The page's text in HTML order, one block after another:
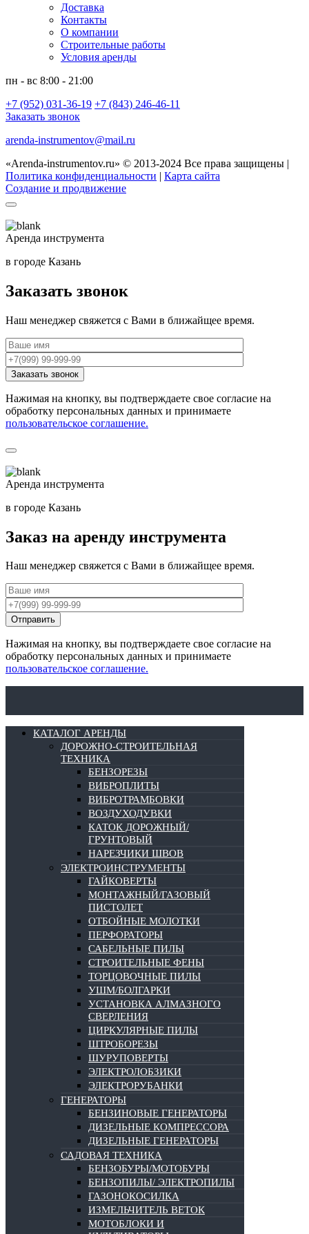
Доставка
Контакты
О компании
Строительные работы
Условия аренды
пн - вс 8:00 - 21:00
+7 (952) 031-36-19 +7 (843) 246-46-11
Заказать звонок
arenda-instrumentov@mail.ru
«Arenda-instrumentov.ru» © 2013-2024 Все права защищены |
Политика конфиденциальности | Карта сайта
Создание и продвижение
Аренда инструмента
в городе Казань
Заказать звонок
Наш менеджер свяжется с Вами в ближайщее время.
Нажимая на кнопку, вы подтверждаете свое согласие на
обработку персональных данных и принимаете
пользовательское соглашение.
Аренда инструмента
в городе Казань
Заказ на аренду инструмента
Наш менеджер свяжется с Вами в ближайщее время.
Нажимая на кнопку, вы подтверждаете свое согласие на
обработку персональных данных и принимаете
пользовательское соглашение.
КАТАЛОГ АРЕНДЫ
ДОРОЖНО-СТРОИТЕЛЬНАЯ
ТЕХНИКА
БЕНЗОРЕЗЫ
ВИБРОПЛИТЫ
ВИБРОТРАМБОВКИ
ВОЗДУХОДУВКИ
КАТОК ДОРОЖНЫЙ/
ГРУНТОВЫЙ
НАРЕЗЧИКИ ШВОВ
ЭЛЕКТРОИНСТРУМЕНТЫ
ГАЙКОВЕРТЫ
МОНТАЖНЫЙ/ГАЗОВЫЙ
ПИСТОЛЕТ
ОТБОЙНЫЕ МОЛОТКИ
ПЕРФОРАТОРЫ
САБЕЛЬНЫЕ ПИЛЫ
СТРОИТЕЛЬНЫЕ ФЕНЫ
ТОРЦОВОЧНЫЕ ПИЛЫ
УШМ/БОЛГАРКИ
УСТАНОВКА АЛМАЗНОГО
СВЕРЛЕНИЯ
ЦИРКУЛЯРНЫЕ ПИЛЫ
ШТРОБОРЕЗЫ
ШУРУПОВЕРТЫ
ЭЛЕКТРОЛОБЗИКИ
ЭЛЕКТРОРУБАНКИ
ГЕНЕРАТОРЫ
БЕНЗИНОВЫЕ ГЕНЕРАТОРЫ
ДИЗЕЛЬНЫЕ КОМПРЕССОРА
ДИЗЕЛЬНЫЕ ГЕНЕРАТОРЫ
САДОВАЯ ТЕХНИКА
БЕНЗОБУРЫ/МОТОБУРЫ
БЕНЗОПИЛЫ/ ЭЛЕКТРОПИЛЫ
ГАЗОНОКОСИЛКА
ИЗМЕЛЬЧИТЕЛЬ ВЕТОК
МОТОБЛОКИ И